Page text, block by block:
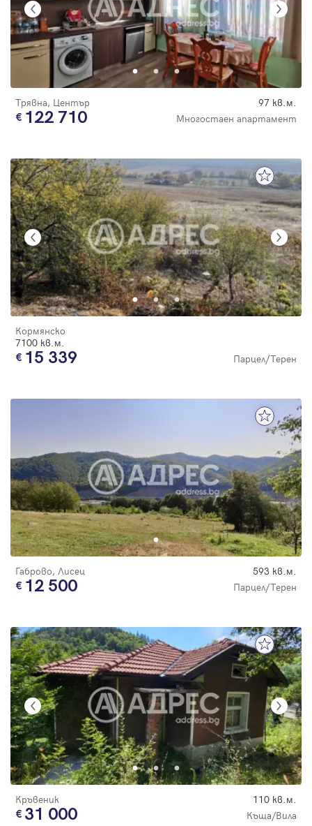
Трявна, Център 97 кв.м.
122 710 Многостаен апартамент
Кормянско
7100 кв.м.
15 339 Парцел/Терен
Габрово, Лисец 593 кв.м.
12 500 Парцел/Терен
Кръвеник 110 кв.м.
31 000 Къща/Вила